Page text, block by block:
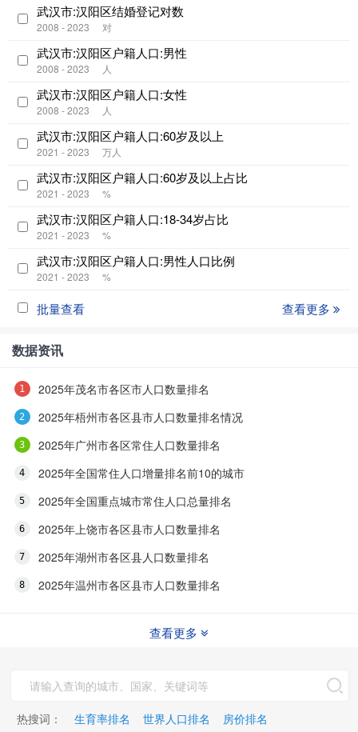
武汉市:汉阳区结婚登记对数
2008 - 2023 对
武汉市:汉阳区户籍人口:男性
2008 - 2023 人
武汉市:汉阳区户籍人口:女性
2008 - 2023 人
武汉市:汉阳区户籍人口:60岁及以上
2021 - 2023 万人
武汉市:汉阳区户籍人口:60岁及以上占比
2021 - 2023 %
武汉市:汉阳区户籍人口:18-34岁占比
2021 - 2023 %
武汉市:汉阳区户籍人口:男性人口比例
2021 - 2023 %
批量查看 查看更多
数据资讯
2025年茂名市各区市人口数量排名
2025年梧州市各区县市人口数量排名情况
2025年广州市各区常住人口数量排名
2025年全国常住人口增量排名前10的城市
2025年全国重点城市常住人口总量排名
2025年上饶市各区县市人口数量排名
2025年湖州市各区县人口数量排名
2025年温州市各区县市人口数量排名
查看更多
热搜词： 生育率排名 世界人口排名 房价排名